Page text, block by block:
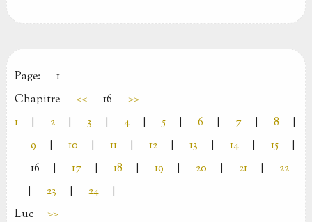
Page:
1
Chapitre
<< 16
>>
1
2 3 4 5 6 7 8
9
10 11 12 13 14 15
16
17 18 19 20 21
22
23 24
Luc
>>